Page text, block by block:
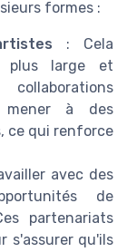
formes :
: Cela
plus large et
mener à des
ce qui renforce
avec des
de
partenariats
s'assurer qu'ils